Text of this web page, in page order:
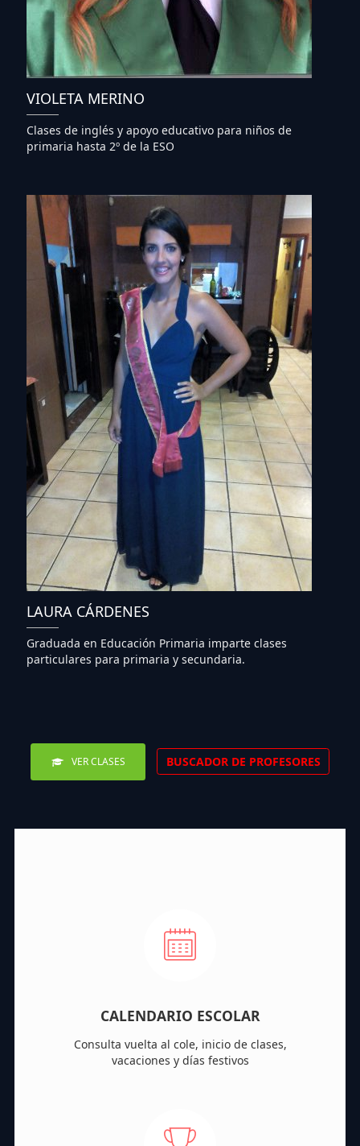
VIOLETA MERINO
Clases de inglés y apoyo educativo para niños de
primaria hasta 2º de la ESO
LAURA CÁRDENES
Graduada en Educación Primaria imparte clases
particulares para primaria y secundaria.
VER CLASES BUSCADOR DE PROFESORES
CALENDARIO ESCOLAR
Consulta vuelta al cole, inicio de clases,
vacaciones y días festivos